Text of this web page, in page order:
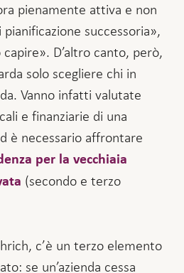
pienamente attiva e non
successoria»,
D’altro canto, però,
solo scegliere chi in
Vanno infatti valutate
e finanziarie di una
è necessario affrontare
per la vecchiaia
(secondo e terzo
c’è un terzo elemento
se un’azienda cessa